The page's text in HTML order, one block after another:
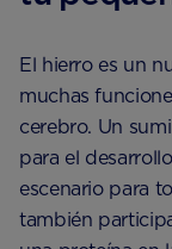
El hierro es un
muchas
cerebro. Un
para el
escenario para
también